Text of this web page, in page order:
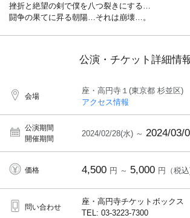
挫折と絶望の剣で僕を八つ裂きにする…
闘争の果てに昇る朝陽…それは崩壊…。
公演・チケット詳細情
会場
座・高円寺１(東京都 杉並区)
アクセス情報
公演期間
開催期間
2024/02/28(水) ～ 2024/03/
価格 4,500 円 ～ 5,000 円（税
問い合わせ
座・高円寺チケットボックス
TEL: 03-3223-7300